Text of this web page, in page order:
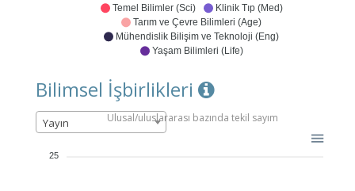
Temel Bilimler (Sci)
Klinik Tıp (Med)
Tarım ve Çevre Bilimleri (Age)
Mühendislik Bilişim ve Teknoloji (Eng)
Yaşam Bilimleri (Life)
Bilimsel İşbirlikleri
Yayın Ulusal/uluslararası bazında tekil sayım
25